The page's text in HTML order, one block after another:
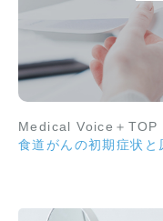
Medical Voice＋TOP
食道がんの初期症状と